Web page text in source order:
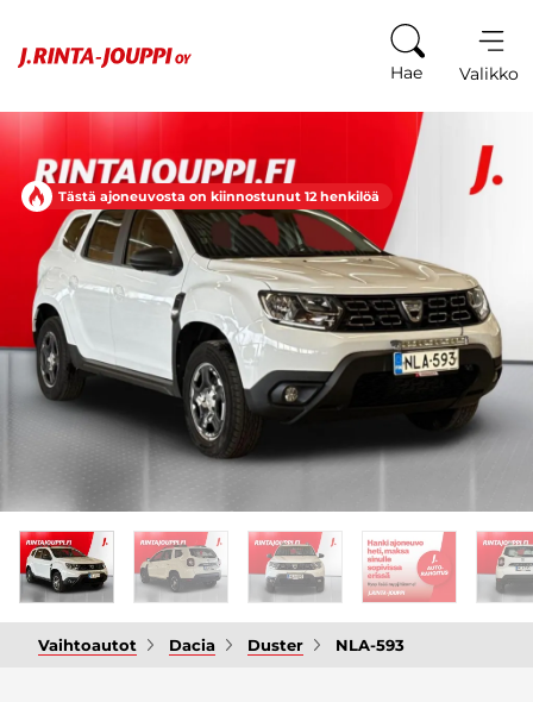
Hae Valikko
Tästä ajoneuvosta on kiinnostunut 12 henkilöä
Vaihtoautot Dacia Duster NLA-593